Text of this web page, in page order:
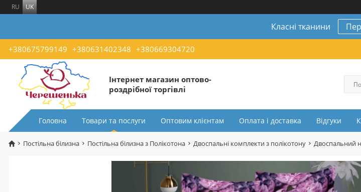
RU UK
Класні тканини
+380675799149 +380631402348 +380669304720
Інтернет магазин оптово-
роздрібної торгівлі
Головна Товари та послуги Оптовим клієнтам Оплата і доставка Відгуки
Постільна білизна Постільна білизна з Полікотона Двоспальні комплекти з полікотону Двоспальний